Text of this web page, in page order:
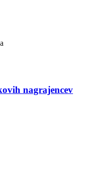
nagrajencev